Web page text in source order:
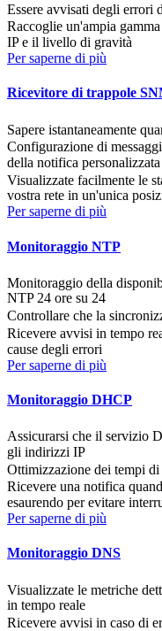
Essere avvisati degli errori
Raccoglie un'ampia
IP e il livello di gravità
Per saperne di più
Ricevitore di trappole
Sapere istantaneamente
Configurazione di
della notifica personalizzata
Visualizzate facilmente le
vostra rete in un'unica
Per saperne di più
Monitoraggio NTP
Monitoraggio della
NTP 24 ore su 24
Controllare che la
Ricevere avvisi in tempo
cause degli errori
Per saperne di più
Monitoraggio DHCP
Assicurarsi che il servizio
gli indirizzi IP
Ottimizzazione dei tempi
Ricevere una notifica
esaurendo per evitare
Per saperne di più
Monitoraggio DNS
Visualizzate le metriche
in tempo reale
Ricevere avvisi in caso di